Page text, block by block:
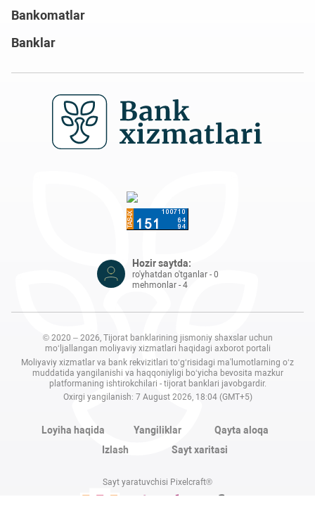
Bankomatlar
Banklar
Hozir saytda:
ro'yhatdan o'tganlar - 0
mehmonlar - 4
© 2020 – 2026, Tijorat banklarining jismoniy shaxslar uchun
mo‘ljallangan moliyaviy xizmatlari haqidagi axborot portali
Moliyaviy xizmatlar va bank rekvizitlari to‘g‘risidagi ma'lumotlarning o‘z
muddatida yangilanishi va haqqoniyligi bo‘yicha bevosita mazkur
platformaning ishtirokchilari - tijorat banklari javobgardir.
Oxirgi yangilanish: 7 August 2026, 18:04 (GMT+5)
Loyiha haqida Yangiliklar
Qayta aloqa
Izlash
Sayt xaritasi
Sayt yaratuvchisi Pixelcraft®